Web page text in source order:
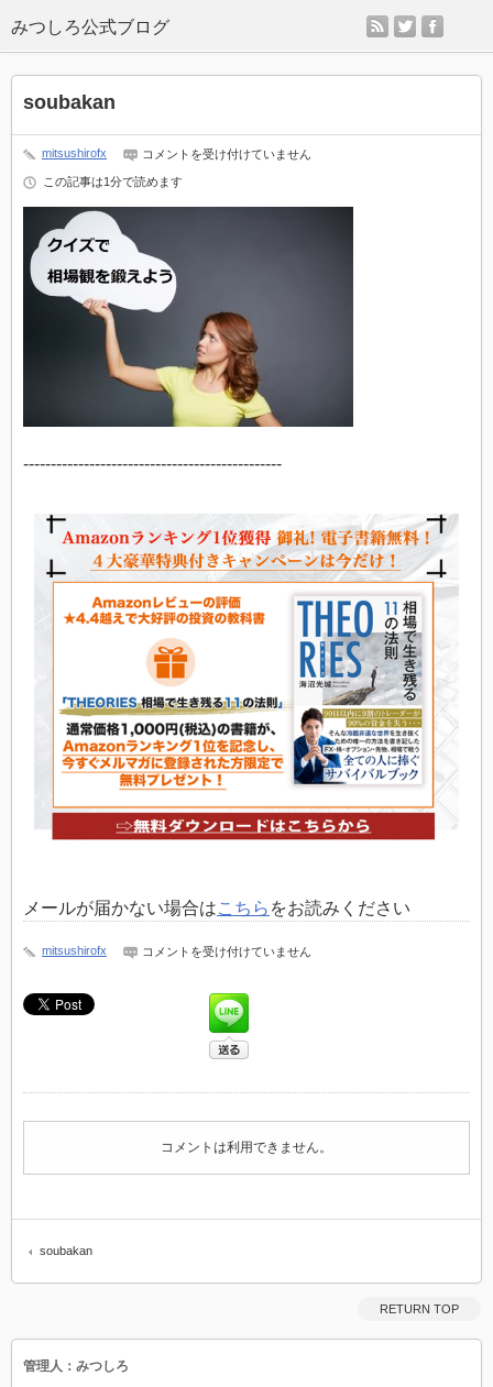
rss twitter
soubakan
mitsushirofx
soubakan
コメントを受け付けていません
この記事は1分で読めます
-----------------------------------------------
メールが届かない場合はこちら をお読みください
mitsushirofx
soubakan
コメントを受け付けていません
コメントは利用できません。
soubakan
RETURN TOP
管理人：みつしろ